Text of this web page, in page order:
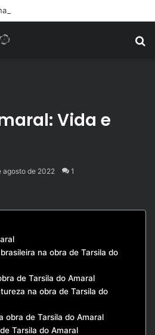
Vida e
agosto de 2022 1
na obra de Tarsila do
de Tarsila do Amaral
na obra de Tarsila do
obra de Tarsila do Amaral
Tarsila do Amaral